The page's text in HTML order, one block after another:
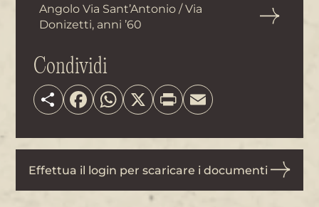
Angolo Via Sant’Antonio / Via
Donizetti, anni ’60
Condividi
ShareFacebookWhatsApp
X PrintEmail
Effettua il login per scaricare i documenti